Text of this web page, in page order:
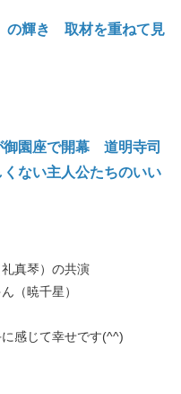
の輝き 取材を重ねて見
園座で開幕 道明寺司
ない主人公たちのいい
真琴）の共演
（暁千星）
感じて幸せです(^^)